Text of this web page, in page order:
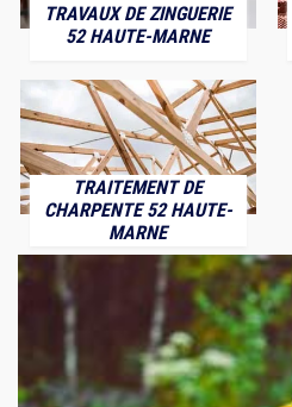
TRAVAUX DE ZINGUERIE
52 HAUTE-MARNE
TRAITEMENT DE
CHARPENTE 52 HAUTE-
MARNE